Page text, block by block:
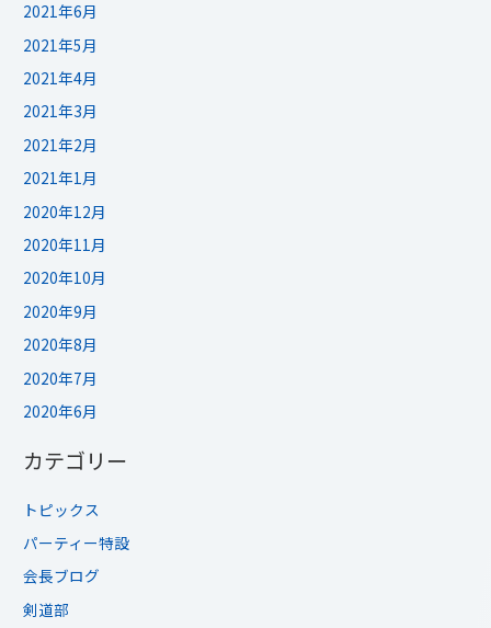
2021年6月
2021年5月
2021年4月
2021年3月
2021年2月
2021年1月
2020年12月
2020年11月
2020年10月
2020年9月
2020年8月
2020年7月
2020年6月
カテゴリー
トピックス
パーティー特設
会長ブログ
剣道部